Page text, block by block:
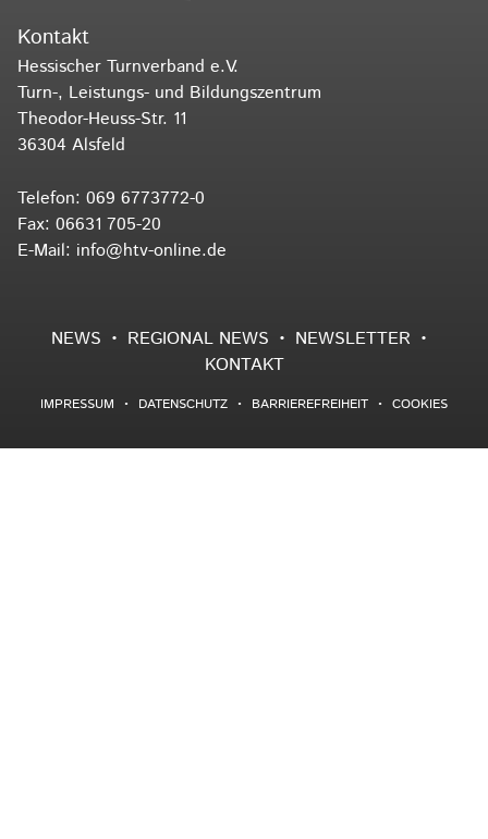
Kontakt
Hessischer Turnverband e.V.
Turn-, Leistungs- und Bildungszentrum
Theodor-Heuss-Str. 11
36304 Alsfeld
Telefon: 069 6773772-0
Fax: 06631 705-20
E-Mail: info@htv-online.de
NEWS REGIONAL NEWS
NEWSLETTER
KONTAKT
IMPRESSUM DATENSCHUTZ BARRIEREFREIHEIT COOKIES